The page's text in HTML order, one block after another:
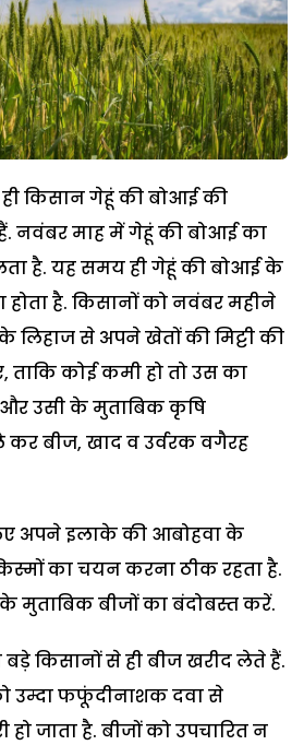
किसान गेहूं की बोआई की
नवंबर माह में गेहूं की बोआई का
है. यह समय ही गेहूं की बोआई के
है. किसानों को नवंबर महीने
से अपने खेतों की मिट्टी की
ताकि कोई कमी हो तो उस का
उसी के मुताबिक कृषि
कर बीज, खाद व उर्वरक वगैरह
अपने इलाके की आबोहवा के
का चयन करना ठीक रहता है.
मुताबिक बीजों का बंदोबस्त करें.
किसानों से ही बीज खरीद लेते हैं.
उम्दा फफूंदीनाशक दवा से
जाता है. बीजों को उपचारित न